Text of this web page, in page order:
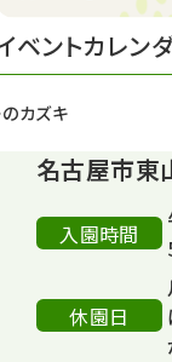
カズキ
ベントカレン
名古屋市東
入園時間
休園日